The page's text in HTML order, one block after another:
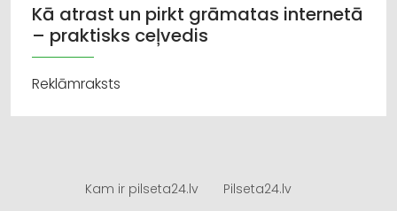
Kā atrast un pirkt grāmatas internetā
– praktisks ceļvedis
Reklāmraksts
Kam ir pilseta24.lv Pilseta24.lv